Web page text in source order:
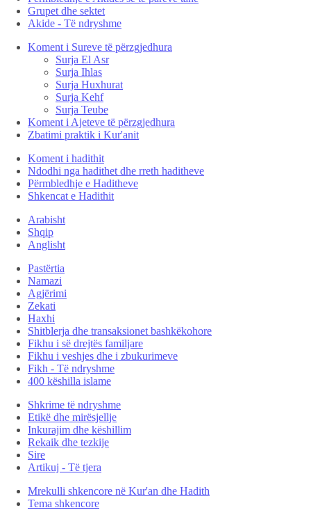
Grupet dhe sektet
Akide - Të ndryshme
Koment i Sureve të përzgjedhura
Surja El Asr
Surja Ihlas
Surja Huxhurat
Surja Kehf
Surja Teube
Koment i Ajeteve të përzgjedhura
Zbatimi praktik i Kur'anit
Koment i hadithit
Ndodhi nga hadithet dhe rreth haditheve
Përmbledhje e Haditheve
Shkencat e Hadithit
Arabisht
Shqip
Anglisht
Pastërtia
Namazi
Agjërimi
Zekati
Haxhi
Shitblerja dhe transaksionet bashkëkohore
Fikhu i së drejtës familjare
Fikhu i veshjes dhe i zbukurimeve
Fikh - Të ndryshme
400 këshilla islame
Shkrime të ndryshme
Etikë dhe mirësjellje
Inkurajim dhe këshillim
Rekaik dhe tezkije
Sire
Artikuj - Të tjera
Mrekulli shkencore në Kur'an dhe Hadith
Tema shkencore